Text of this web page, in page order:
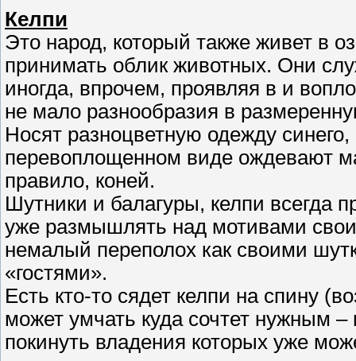
Келпи
Это народ, который также живет в
принимать облик животных. Они
иногда, впрочем, проявляя в и
не мало разнообразия в
Носят разноцветную одежду
перевоплощенном виде ождевают
правило, коней.
Шутники и балагуры, келпи всегда
уже размышлять над мотивами
немалый переполох как своими
«гостями».
Есть кто-то сядет келпи на спину
может умчать куда сочтет нужным
покинуть владения которых уже